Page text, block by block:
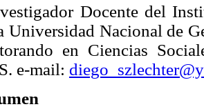
Docente del
Universidad Nacional de
en Ciencias
e-mail: